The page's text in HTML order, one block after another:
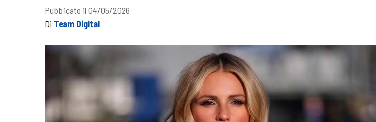
Pubblicato il 04/05/2026
Di Team Digital